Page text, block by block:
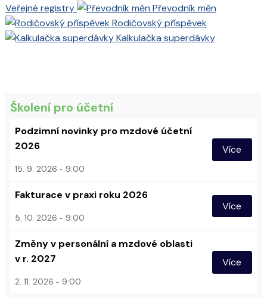
Veřejné registry
Převodník měn
Rodičovský příspěvek
Kalkulačka superdávky
Školení pro účetní
Podzimní novinky pro mzdové účetní
2026
15. 9. 2026 9:00
Více
Fakturace v praxi roku 2026
5. 10. 2026 9:00
Více
Změny v personální a mzdové oblasti
v r. 2027
2. 11. 2026 9:00
Více